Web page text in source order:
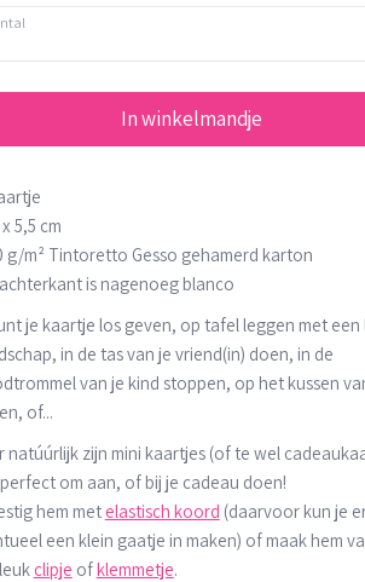
In winkelmandje
5,5 cm
g/m² Tintoretto Gesso gehamerd karton
is nagenoeg blanco
je kaartje los geven, op tafel leggen met een
in de tas van je vriend(in) doen, in de
van je kind stoppen, op het kussen
of...
natúúrlijk zijn mini kaartjes (of te wel
om aan, of bij je cadeau doen!
hem met elastisch koord (daarvoor kun je
een klein gaatje in maken) of maak hem
clipje ofklemmetje.